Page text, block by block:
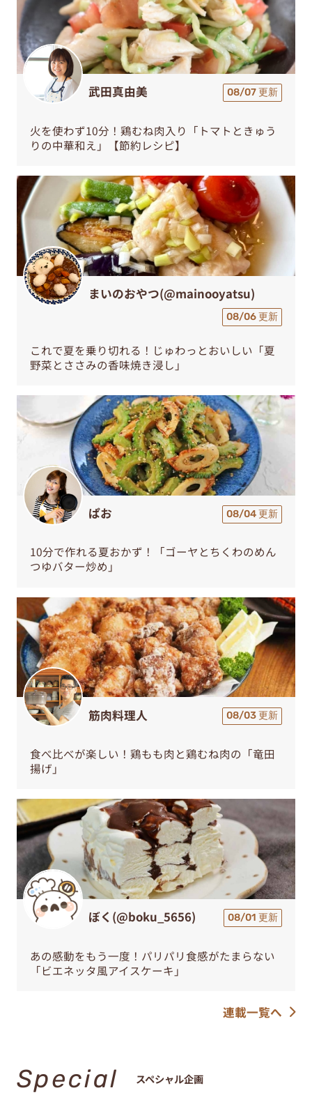
武田真由美 08/07 更新
火を使わず10分！鶏むね肉入り「トマトときゅう
りの中華和え」【節約レシピ】
まいのおやつ(@mainooyatsu)
08/06 更新
これで夏を乗り切れる！じゅわっとおいしい「夏
野菜とささみの香味焼き浸し」
ぱお 08/04 更新
10分で作れる夏おかず！「ゴーヤとちくわのめん
つゆバター炒め」
筋肉料理人 08/03 更新
食べ比べが楽しい！鶏もも肉と鶏むね肉の「竜田
揚げ」
ぼく(@boku_5656) 08/01 更新
あの感動をもう一度！パリパリ食感がたまらない
「ビエネッタ風アイスケーキ」
連載一覧へ
Special スペシャル企画